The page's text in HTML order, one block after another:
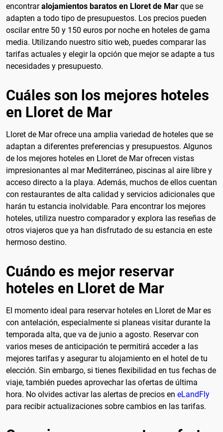
encontraralojamientos baratos en Lloret de Mar que se
adapten a todo tipo de presupuestos. Los precios pueden
oscilar entre 50 y 150 euros por noche en hoteles de gama
media. Utilizando nuestro sitio web, puedes comparar las
tarifas actuales y elegir la opción que mejor se adapte a tus
necesidades y presupuesto.
Cuáles son los mejores hoteles
en Lloret de Mar
Lloret de Mar ofrece una amplia variedad de hoteles que se
adaptan a diferentes preferencias y presupuestos. Algunos
de los mejores hoteles en Lloret de Mar ofrecen vistas
impresionantes al mar Mediterráneo, piscinas al aire libre y
acceso directo a la playa. Además, muchos de ellos cuentan
con restaurantes de alta calidad y servicios adicionales que
harán tu estancia inolvidable. Para encontrar los mejores
hoteles, utiliza nuestro comparador y explora las reseñas de
otros viajeros que ya han disfrutado de su estancia en este
hermoso destino.
Cuándo es mejor reservar
hoteles en Lloret de Mar
El momento ideal para reservar hoteles en Lloret de Mar es
con antelación, especialmente si planeas visitar durante la
temporada alta, que va de junio a agosto. Reservar con
varios meses de anticipación te permitirá acceder a las
mejores tarifas y asegurar tu alojamiento en el hotel de tu
elección. Sin embargo, si tienes flexibilidad en tus fechas de
viaje, también puedes aprovechar las ofertas de última
hora. No olvides activar las alertas de precios en eLandFly
para recibir actualizaciones sobre cambios en las tarifas.